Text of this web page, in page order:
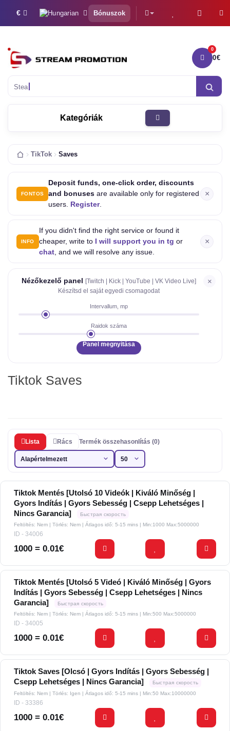
€ Bónuszok
Steam feltöltés
0
0€0
Kategóriák
TikTok Saves
FONTOS
Deposit funds, one-click order, discounts
and bonuses are available only for registered
users. Register.
×
INFO
If you didn't find the right service or found it
cheaper, write to
I will support you in tg or
chat, and we will resolve any issue.
×
Nézőkezelő panel [Twitch | Kick | YouTube | VK Video Live]
Készítsd el saját egyedi csomagodat
Intervallum, mp
Raidok száma
Panel megnyitása
×
Tiktok Saves
Lista Rács Termék összehasonlítás (0)
Tiktok Mentés [Utolsó 10 Videók | Kiváló Minőség |
Gyors Indítás | Gyors Sebesség | Csepp Lehetséges |
Nincs Garancia]
Быстрая скорость
Feltöltés: Nem | Törlés: Nem | Átlagos idő: 5-15 mins | Min:1000 Max:5000000
ID - 34006
1000 = 0.01€
Tiktok Mentés [Utolsó 5 Videó | Kiváló Minőség | Gyors
Indítás | Gyors Sebesség | Csepp Lehetséges | Nincs
Garancia]
Быстрая скорость
Feltöltés: Nem | Törlés: Nem | Átlagos idő: 5-15 mins | Min:500 Max:5000000
ID - 34005
1000 = 0.01€
Tiktok Saves [Olcsó | Gyors Indítás | Gyors Sebesség |
Csepp Lehetséges | Nincs Garancia]
Быстрая скорость
Feltöltés: Nem | Törlés: Igen | Átlagos idő: 5-15 mins | Min:50 Max:10000000
ID - 33386
1000 = 0.01€